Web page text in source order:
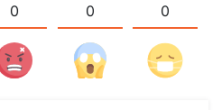
0 0 0